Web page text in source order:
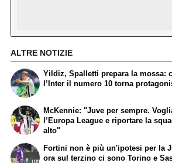
ALTRE NOTIZIE
Yildiz, Spalletti prepara la mossa:
l’Inter il numero 10 torna
McKennie: "Juve per sempre.
l’Europa League e riportare la
alto"
Fortini non è più un'ipotesi per la
ora sul terzino ci sono Torino e